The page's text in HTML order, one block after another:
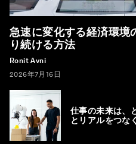
急速に変化する経済環境
り続ける方法
Ronit Avni
2026年7月16日
仕事の未来は、
とリアルをつな